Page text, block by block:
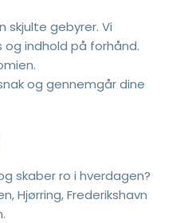
gebyrer. Vi
indhold på forhånd.
og gennemgår dine
skaber ro i hverdagen?
Hjørring, Frederikshavn